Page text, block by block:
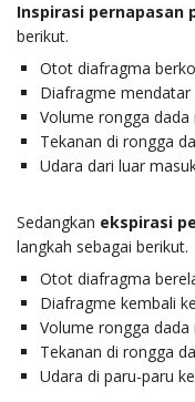
Inspirasi pernapasan
berikut.
Otot diafragma
Diafragme mendatar
Volume rongga
Tekanan di rongga
Udara dari luar
Sedangkan ekspirasi
langkah sebagai berikut.
Otot diafragma
Diafragme kembali
Volume rongga dada
Tekanan di rongga
Udara di paru-paru